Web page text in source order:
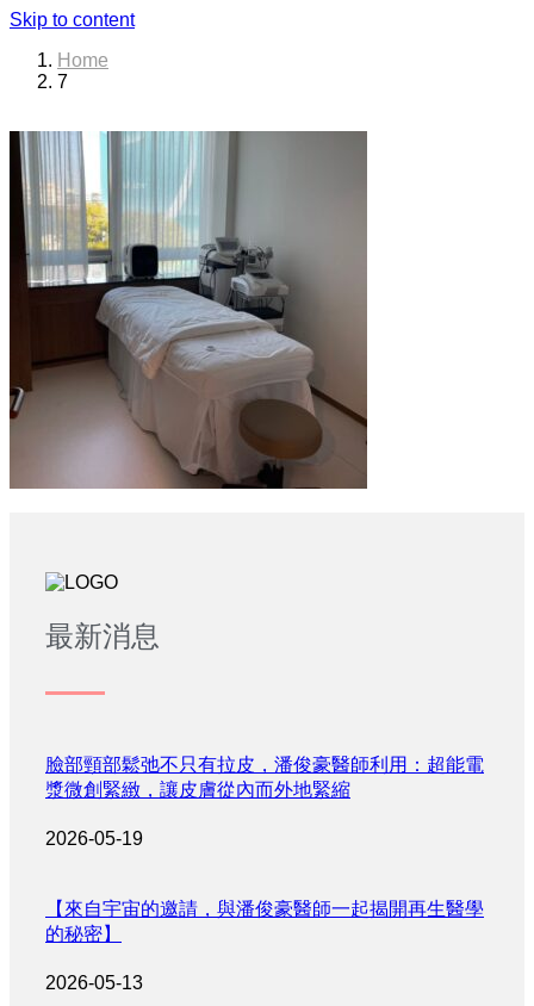
Skip to content
Home
7
最新消息
臉部頸部鬆弛不只有拉皮，潘俊豪醫師利用：超能電
漿微創緊緻，讓皮膚從內而外地緊縮
2026-05-19
【來自宇宙的邀請，與潘俊豪醫師一起揭開再生醫學
的秘密】
2026-05-13